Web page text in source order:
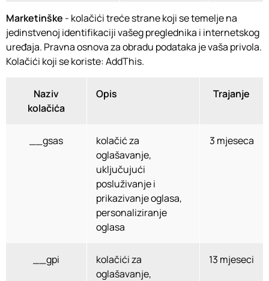
Marketinške - kolačići treće strane koji se temelje na
jedinstvenoj identifikaciji vašeg preglednika i internetskog
uređaja. Pravna osnova za obradu podataka je vaša privola.
Kolačići koji se koriste: AddThis.
Naziv
kolačića
Opis Trajanje
__gsas
kolačić za
oglašavanje,
uključujući
posluživanje i
prikazivanje oglasa,
personaliziranje
oglasa
3 mjeseca
__gpi
kolačići za
oglašavanje,
13 mjeseci